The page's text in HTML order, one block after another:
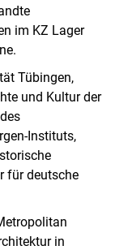
im KZ Lager
Tübingen,
und Kultur der
Instituts,
für deutsche
in